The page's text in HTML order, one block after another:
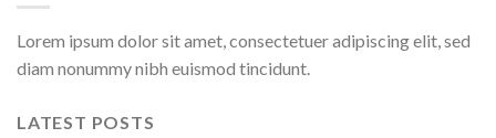
Lorem ipsum dolor sit amet, consectetuer adipiscing elit, sed
diam nonummy nibh euismod tincidunt.
LATEST POSTS